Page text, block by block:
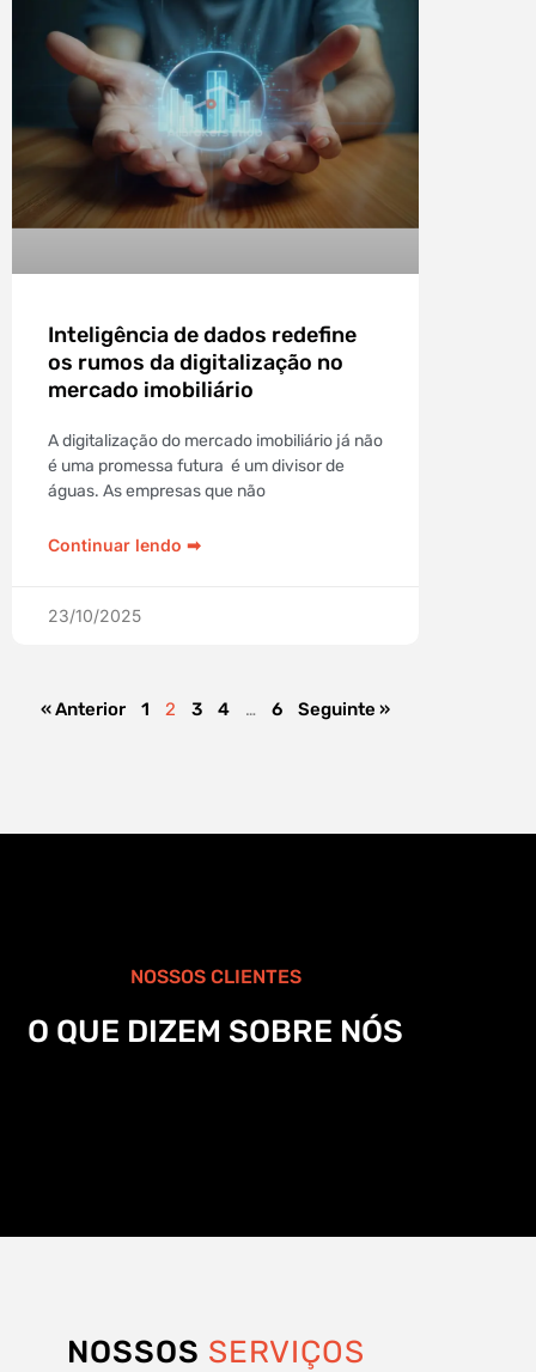
Inteligência de dados redefine
os rumos da digitalização no
mercado imobiliário
A digitalização do mercado imobiliário já não
é uma promessa futura é um divisor de
águas. As empresas que não
Continuar lendo ➡︎
23/10/2025
« Anterior 1 2 3 4 … 6 Seguinte »
NOSSOS CLIENTES
O QUE DIZEM SOBRE NÓS
NOSSOS SERVIÇOS